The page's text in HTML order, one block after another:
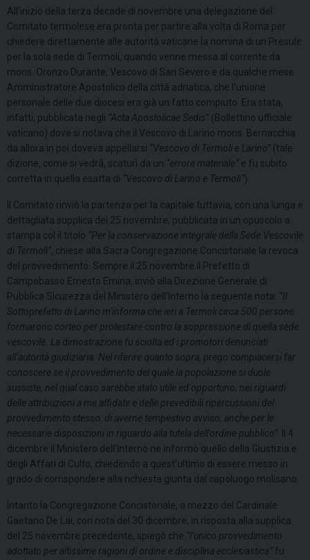
All’inizio della terza decade di novembre una delegazione del
Comitato termolese era pronta per partire alla volta di Roma per
chiedere direttamente alle autorità vaticane la nomina di un Presule
per la sola sede di Termoli, quando venne messa al corrente da
mons. Oronzo Durante, Vescovo di San Severo e da qualche mese
Amministratore Apostolico della città adriatica, che l’unione
personale delle due diocesi era già un fatto compiuto. Era stata,
infatti, pubblicata negli “Acta Apostolicae Sedis” (Bollettino ufficiale
vaticano) dove si notava che il Vescovo di Larino mons. Bernacchia
da allora in poi doveva appellarsi “Vescovo di Termoli e Larino” (tale
dizione, come si vedrà, scaturì da un “errore materiale” e fu subito
corretta in quella esatta di “Vescovo di Larino e Termoli”).
Il Comitato rinviò la partenza per la capitale tuttavia, con una lunga e
dettagliata supplica del 25 novembre, pubblicata in un opuscolo a
stampa col il titolo “Per la conservazione integrale della Sede Vescovile
di Termoli”, chiese alla Sacra Congregazione Concistoriale la revoca
del provvedimento. Sempre il 25 novembre il Prefetto di
Campobasso Ernesto Emina, inviò alla Direzione Generale di
Pubblica Sicurezza del Ministero dell’Interno la seguente nota: “Il
Sottoprefetto di Larino m’informa che ieri a Termoli circa 500 persone
formarono corteo per protestare contro la soppressione di quella sede
vescovile. La dimostrazione fu sciolta ed i promotori denunciati
all’autorità giudiziaria. Nel riferire quanto sopra, prego compiacersi far
conoscere se il provvedimento del quale la popolazione si duole
sussiste, nel qual caso sarebbe stato utile ed opportuno, nei riguardi
delle attribuzioni a me affidate e delle prevedibili ripercussioni del
provvedimento stesso, di averne tempestivo avviso, anche per le
necessarie disposizioni in riguardo alla tutela dell’ordine pubblico” . Il 4
dicembre il Ministero dell’Interno ne informò quello della Giustizia e
degli Affari di Culto, chiedendo a quest’ultimo di essere messo in
grado di corrispondere alla richiesta giunta dal capoluogo molisano.
Intanto la Congregazione Concistoriale, a mezzo del Cardinale
Gaetano De Lai, con nota del 30 dicembre, in risposta alla supplica
del 25 novembre precedente, spiegò che “l’unico provvedimento
adottato per altissime ragioni di ordine e disciplina ecclesiastica” fu